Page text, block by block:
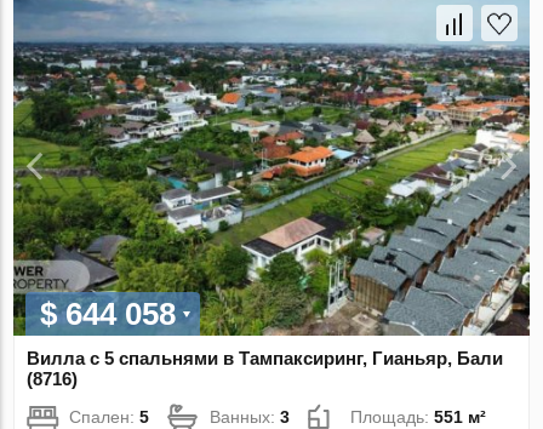
$ 644 058
Вилла с 5 спальнями в Тампаксиринг, Гианьяр, Бали
(8716)
Спален:5 Ванных:3 Площадь:551 м²